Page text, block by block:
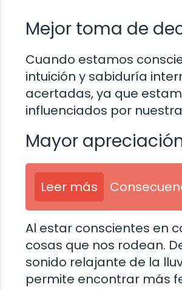
Mejor toma de
Cuando estamos
intuición y sabiduría
acertadas, ya que
influenciados por
Mayor
Leer más
Al estar conscientes en
cosas que nos rodean.
sonido relajante de la
permite encontrar más